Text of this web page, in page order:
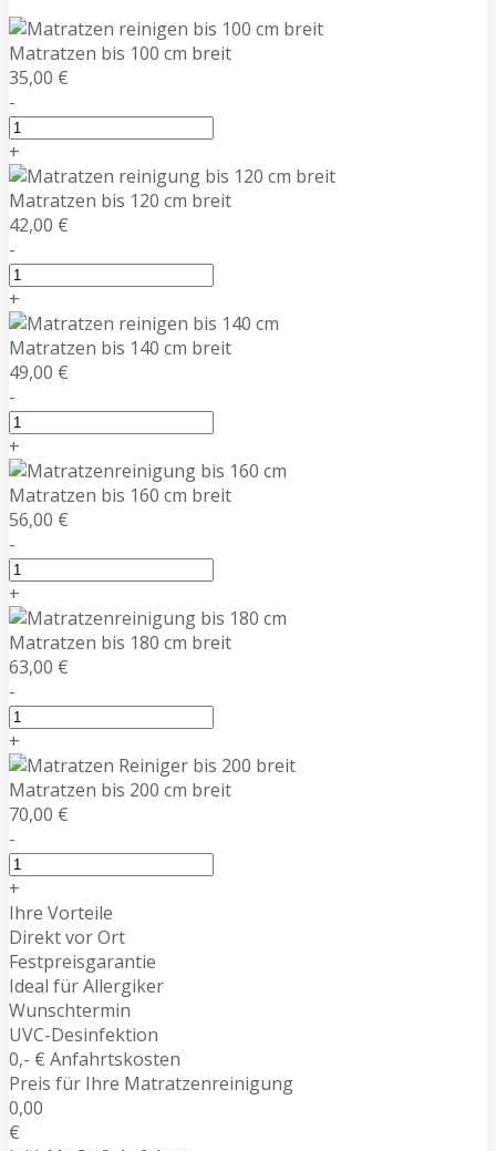
Matratzen bis 100 cm breit
35,00 €
-
+
Matratzen bis 120 cm breit
42,00 €
-
+
Matratzen bis 140 cm breit
49,00 €
-
+
Matratzen bis 160 cm breit
56,00 €
-
+
Matratzen bis 180 cm breit
63,00 €
-
+
Matratzen bis 200 cm breit
70,00 €
-
+
Ihre Vorteile
Direkt vor Ort
Festpreisgarantie
Ideal für Allergiker
Wunschtermin
UVC-Desinfektion
0,- € Anfahrtskosten
Preis für Ihre Matratzenreinigung
0,00
€